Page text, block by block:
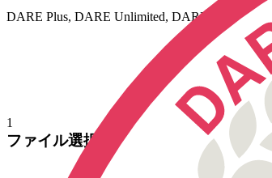
DARE Plus, DARE Unlimited, DARE 3D Plus,
図
ブラウザ
1
ファイル選択